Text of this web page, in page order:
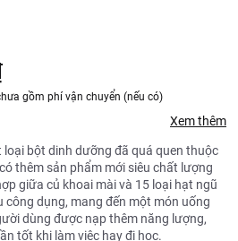
gồm phí vận chuyển (nếu có)
Xem thêm
loại bột dinh dưỡng đã quá quen thuộc
thêm sản phẩm mới siêu chất lượng
giữa củ khoai mài và 15 loại hạt ngũ
công dụng, mang đến một món uống
dùng được nạp thêm năng lượng,
tốt khi làm việc hay đi học.